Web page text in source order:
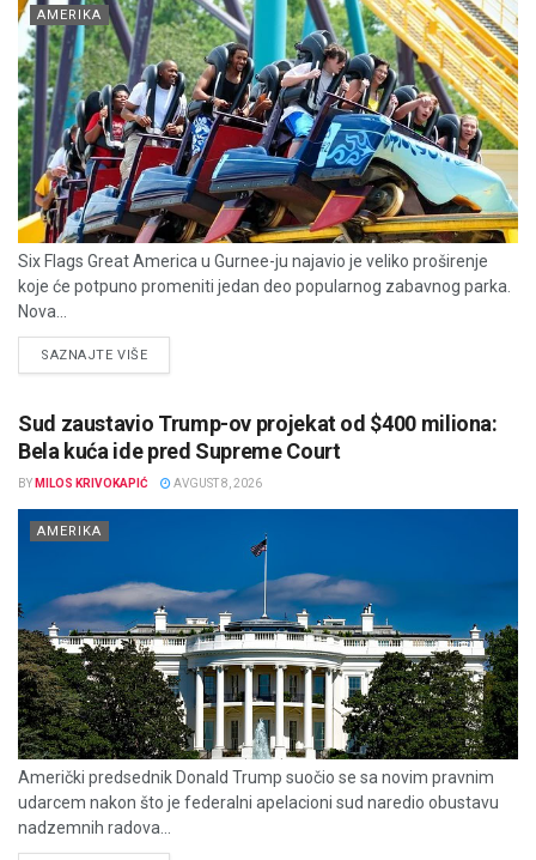
AMERIKA
Six Flags Great America u Gurnee-ju najavio je veliko proširenje
koje će potpuno promeniti jedan deo popularnog zabavnog parka.
Nova...
SAZNAJTE VIŠEDETAILS
Sud zaustavio Trump-ov projekat od $400 miliona:
Bela kuća ide pred Supreme Court
BY MILOS KRIVOKAPIĆ AVGUST 8, 2026
AMERIKA
Američki predsednik Donald Trump suočio se sa novim pravnim
udarcem nakon što je federalni apelacioni sud naredio obustavu
nadzemnih radova...